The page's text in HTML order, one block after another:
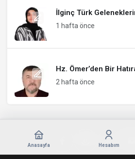
İlginç Türk
1 hafta önce
Hz. Ömer’den Bir
2 hafta önce
Anasayfa Hesabım